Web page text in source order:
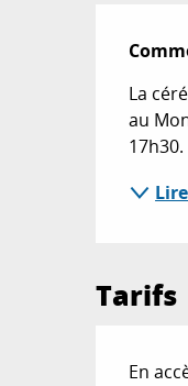
La
au
Tarifs
En